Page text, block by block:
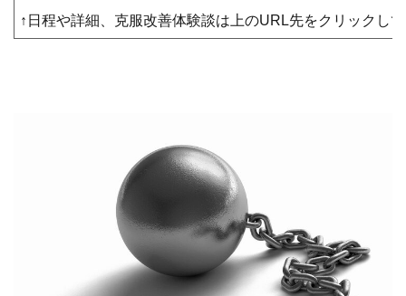
↑日程や詳細、克服改善体験談は上のURL先をクリックし